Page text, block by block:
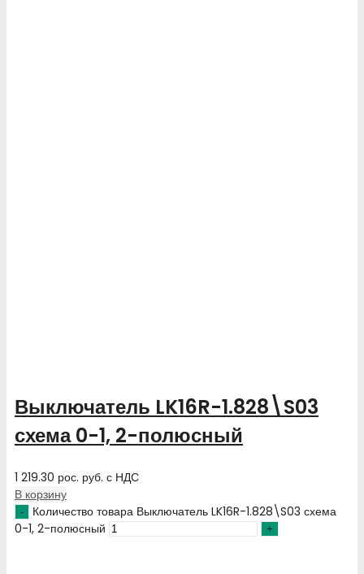
Выключатель LK16R-1.828\S03
схема 0-1, 2-полюсный
1 219.30 рос. руб. с НДС
В корзину
Количество товара Выключатель LK16R-1.828\S03 схема
0-1, 2-полюсный